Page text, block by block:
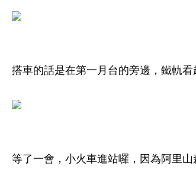
搭車的話是在第一月台的旁邊，鐵軌
等了一會，小火車進站囉，因為阿里